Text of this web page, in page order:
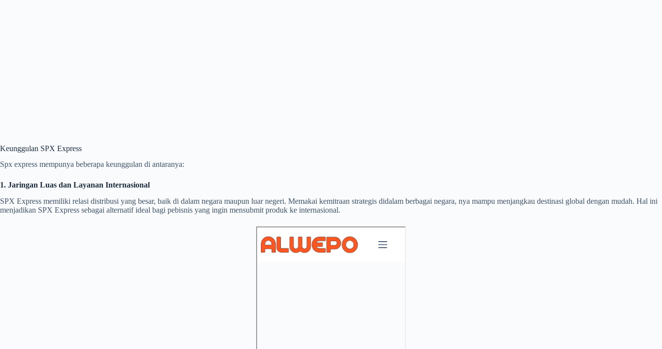
Keunggulan SPX Express
Spx express mempunya beberapa keunggulan di antaranya:
1. Jaringan Luas dan Layanan Internasional
SPX Express memiliki relasi distribusi yang besar, baik di dalam negara maupun luar negeri. Memakai kemitraan strategis didalam berbagai negara, nya mampu menjangkau destinasi global dengan mudah. Hal ini
menjadikan SPX Express sebagai alternatif ideal bagi pebisnis yang ingin mensubmit produk ke internasional.